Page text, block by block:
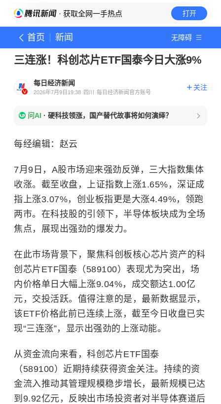
· 获取全网一手热点 打开
首页 新闻 无障碍
三连涨！科创芯片ETF国泰今日大涨9%
每日经济新闻
2026年7月9日19:38 四川 每日经济新闻官方账号
关注
问AI · 硬科技领涨，国产替代故事将如何演绎？
每经编辑：赵云
7月9日，A股市场迎来强劲反弹，三大指数集体
收涨。截至收盘，上证指数上涨1.65%，深证成
指上涨3.07%，创业板指更是大涨4.49%，领跑
两市。在科技股的引领下，半导体板块成为全场
焦点，展现出强劲的爆发力。
在此市场背景下，聚焦科创板核心芯片资产的科
创芯片ETF国泰（589100）表现尤为突出，场
内价格单日大幅上涨9.04%，成交额达1.00亿
元，交投活跃。值得注意的是，最新数据显示，
该ETF价格此前已连续上涨，截至今日收盘已实
现“三连涨”，显示出强劲的上涨动能。
从资金流向来看，科创芯片ETF国泰
（589100）近期持续获得资金关注。持续的资
金流入推动其管理规模稳步增长，最新规模已达
到9.92亿元，反映出市场投资者对半导体赛道后